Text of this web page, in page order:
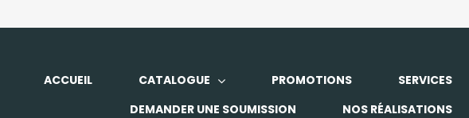
ACCUEIL CATALOGUE PROMOTIONS
SERVICES
DEMANDER UNE SOUMISSION
NOS RÉALISATIONS